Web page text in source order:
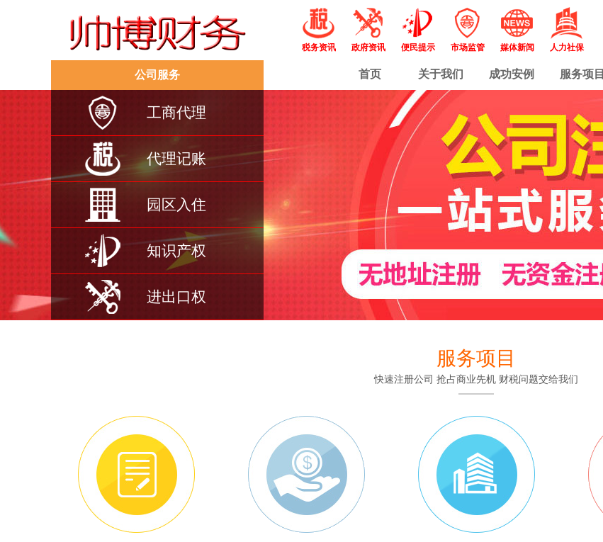
税务资讯 政府资讯 便民提示 市场监管 媒体新闻 人力社保
公司服务
工商代理
代理记账
园区入住
知识产权
进出口权
首页 关于我们 成功安例 服务项目
服务项目
快速注册公司 抢占商业先机 财税问题交给我们